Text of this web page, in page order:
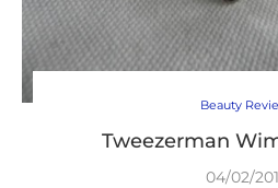
Beauty
Tweezerman
04/02/